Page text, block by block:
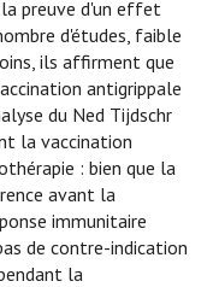
preuve d'un effet
d'études, faible
ils affirment que
antigrippale
du Ned Tijdschr
la vaccination
: bien que la
avant la
immunitaire
de contre-indication
la